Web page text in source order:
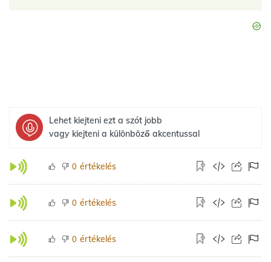
Lehet kiejteni ezt a szót jobb
vagy kiejteni a különböző akcentussal
0 értékelés
0 értékelés
0 értékelés